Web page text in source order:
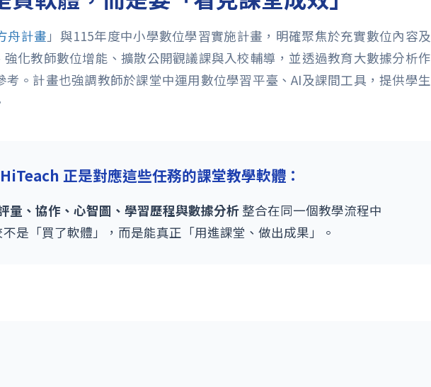
舟計畫」與115年度中小學數位學習實施計畫，明確聚焦於充實數位內容及
化教師數位增能、擴散公開觀議課與入校輔導，並透過教育大數據分析作
考。計畫也強調教師於課堂中運用數位學習平臺、AI及課間工具，提供學生
HiTeach 正是對應這些任務的課堂教學軟體：
量、協作、心智圖、學習歷程與數據分析 整合在同一個教學流程中
是「買了軟體」，而是能真正「用進課堂、做出成果」。